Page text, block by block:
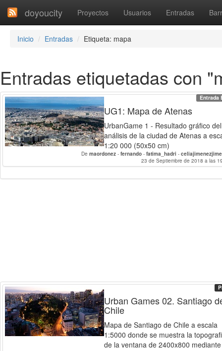
doyoucity Proyectos Usuarios Entradas
Inicio Entradas Etiqueta: mapa
Entradas etiquetadas con
Entrada
UG1: Mapa de Atenas
UrbanGame 1 - Resultado gráfico del
análisis de la ciudad de Atenas a
1:20 000 (50x50 cm)
De maordonez - fernando - fatima_hadri -
23 de Septiembre de 2018 a las
Urban Games 02. Santiago
Chile
Mapa de Santiago de Chile a escala
1:5000 donde se muestra la
de la ventana de 2400x800